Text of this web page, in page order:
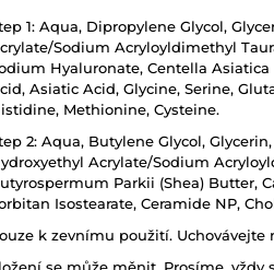
1: Aqua, Dipropylene Glycol,
Sodium Acryloyldimethyl
Hyaluronate, Centella Asiatica
Asiatic Acid, Glycine, Serine,
Methionine, Cysteine.
2: Aqua, Butylene Glycol,
Acrylate/Sodium
Parkii (Shea) Butter,
Isostearate, Ceramide NP,
k zevnímu použití.